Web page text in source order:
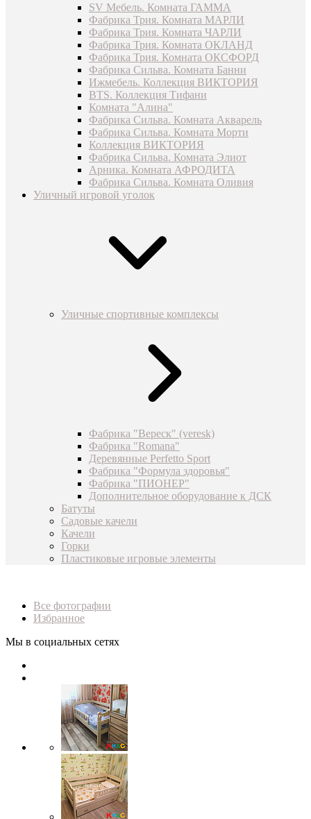
SV Мебель. Комната ГАММА
Фабрика Трия. Комната МАРЛИ
Фабрика Трия. Комната ЧАРЛИ
Фабрика Трия. Комната ОКЛАНД
Фабрика Трия. Комната ОКСФОРД
Фабрика Сильва. Комната Банни
Ижмебель. Коллекция ВИКТОРИЯ
BTS. Коллекция Тифани
Комната "Алина"
Фабрика Сильва. Комната Акварель
Фабрика Сильва. Комната Морти
Коллекция ВИКТОРИЯ
Фабрика Сильва. Комната Элиот
Арника. Комната АФРОДИТА
Фабрика Сильва. Комната Оливия
Уличный игровой уголок
Уличные спортивные комплексы
Фабрика "Вереск" (veresk)
Фабрика "Romana"
Деревянные Perfetto Sport
Фабрика "Формула здоровья"
Фабрика "ПИОНЕР"
Дополнительное оборудование к ДСК
Батуты
Садовые качели
Качели
Горки
Пластиковые игровые элементы
Все фотографии
Избранное
Мы в социальных сетях